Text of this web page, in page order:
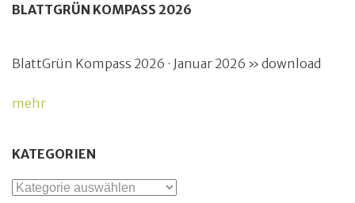
BLATTGRÜN KOMPASS 2026
BlattGrün Kompass 2026 · Januar 2026 » download
mehr
KATEGORIEN
Kategorien